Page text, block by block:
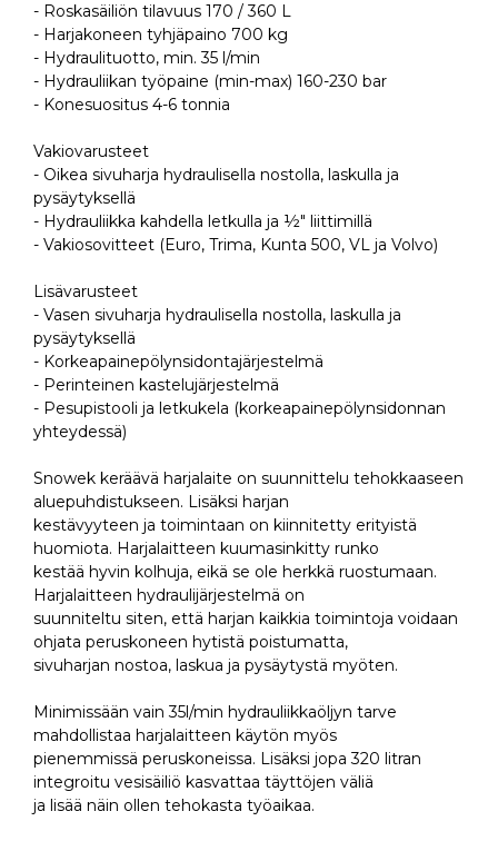
- Roskasäiliön tilavuus 170 / 360 L
- Harjakoneen tyhjäpaino 700 kg
- Hydraulituotto, min. 35 l/min
- Hydrauliikan työpaine (min-max) 160-230 bar
- Konesuositus 4-6 tonnia
Vakiovarusteet
- Oikea sivuharja hydraulisella nostolla, laskulla ja
pysäytyksellä
- Hydrauliikka kahdella letkulla ja ½" liittimillä
- Vakiosovitteet (Euro, Trima, Kunta 500, VL ja Volvo)
Lisävarusteet
- Vasen sivuharja hydraulisella nostolla, laskulla ja
pysäytyksellä
- Korkeapainepölynsidontajärjestelmä
- Perinteinen kastelujärjestelmä
- Pesupistooli ja letkukela (korkeapainepölynsidonnan
yhteydessä)
Snowek keräävä harjalaite on suunnittelu tehokkaaseen
aluepuhdistukseen. Lisäksi harjan
kestävyyteen ja toimintaan on kiinnitetty erityistä
huomiota. Harjalaitteen kuumasinkitty runko
kestää hyvin kolhuja, eikä se ole herkkä ruostumaan.
Harjalaitteen hydraulijärjestelmä on
suunniteltu siten, että harjan kaikkia toimintoja voidaan
ohjata peruskoneen hytistä poistumatta,
sivuharjan nostoa, laskua ja pysäytystä myöten.
Minimissään vain 35l/min hydrauliikkaöljyn tarve
mahdollistaa harjalaitteen käytön myös
pienemmissä peruskoneissa. Lisäksi jopa 320 litran
integroitu vesisäiliö kasvattaa täyttöjen väliä
ja lisää näin ollen tehokasta työaikaa.